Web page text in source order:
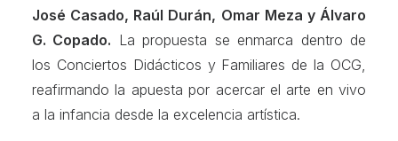
José Casado, Raúl Durán, Omar Meza y Álvaro
G. Copado. La propuesta se enmarca dentro de
los Conciertos Didácticos y Familiares de la OCG,
reafirmando la apuesta por acercar el arte en vivo
a la infancia desde la excelencia artística.